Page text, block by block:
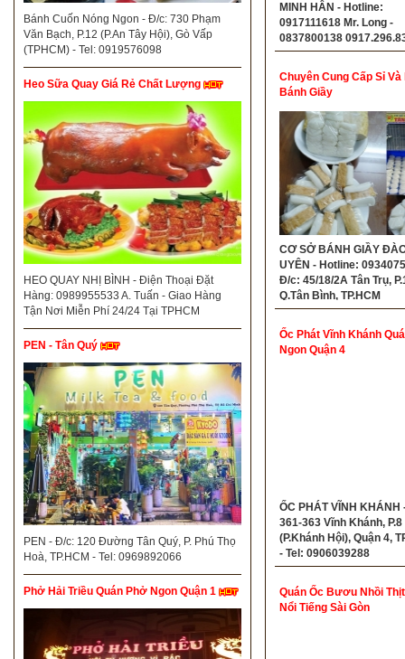
Bánh Cuốn Nóng Ngon - Đ/c: 730 Phạm
Văn Bạch, P.12 (P.An Tây Hội), Gò Vấp
(TPHCM) - Tel: 0919576098
Heo Sữa Quay Giá Rẻ Chất Lượng
HEO QUAY NHỊ BÌNH - Điện Thoại Đặt
Hàng: 0989955533 A. Tuấn - Giao Hàng
Tận Nơi Miễn Phí 24/24 Tại TPHCM
PEN - Tân Quý
PEN - Đ/c: 120 Đường Tân Quý, P. Phú Thọ
Hoà, TP.HCM - Tel: 0969892066
Phở Hải Triều Quán Phở Ngon Quận 1
MINH HÂN - Hotline:
0917111618 Mr. Long -
0837800138
Lan
Chuyên Cung Cấp Sỉ Và
Bánh Giầy
CƠ SỞ BÁNH GIẦY
UYÊN - Hotline:
Đ/c: 45/18/2A Tân Trụ,
Q.Tân Bình, TP.HCM
Ốc Phát Vĩnh Khánh
Ngon Quận 4
ỐC PHÁT VĨNH KHÁNH
361-363 Vĩnh Khánh, P.8
(P.Khánh Hội), Quận 4,
- Tel: 0906039288
Quán Ốc Bươu Nhồi
Nổi Tiếng Sài Gòn